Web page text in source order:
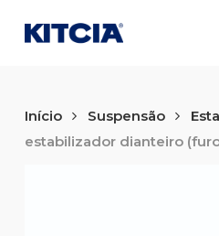
main
Início Suspensão
estabilizador dianteiro